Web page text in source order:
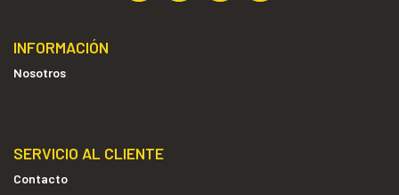
INFORMACIÓN
Nosotros
SERVICIO AL CLIENTE
Contacto